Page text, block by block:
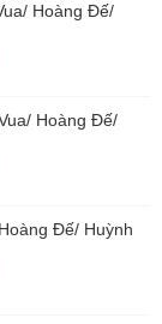
Hoàng Đế/
Hoàng Đế/
Đế/ Huỳnh